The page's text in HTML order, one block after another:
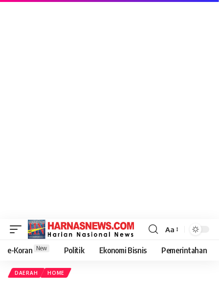
Aa
e-Koran New Politik Ekonomi Bisnis Pemerintahan
DAERAH HOME